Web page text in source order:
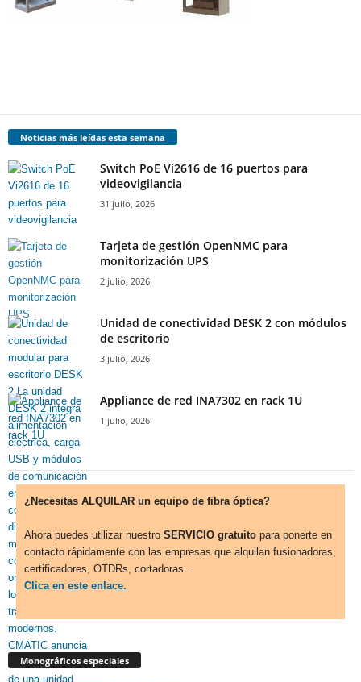
Noticias más leídas esta semana
Switch PoE Vi2616 de 16 puertos para
videovigilancia
31 julio, 2026
Tarjeta de gestión OpenNMC para
monitorización UPS
2 julio, 2026
Unidad de conectividad DESK 2 con módulos
de escritorio
3 julio, 2026
Appliance de red INA7302 en rack 1U
1 julio, 2026
¿Necesitas ALQUILAR un equipo de fibra óptica?
Ahora puedes utilizar nuestro SERVICIO gratuito para ponerte en
contacto rápidamente con las empresas que alquilan fusionadoras,
certificadores, OTDRs, cortadoras...
Clica en este enlace.
Monográficos especiales